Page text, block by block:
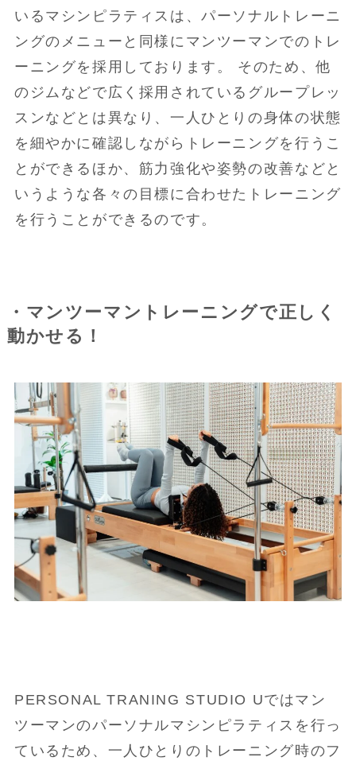
いるマシンピラティスは、パーソナルトレーニ
ングのメニューと同様にマンツーマンでのトレ
ーニングを採用しております。 そのため、他
のジムなどで広く採用されているグループレッ
スンなどとは異なり、一人ひとりの身体の状態
を細やかに確認しながらトレーニングを行うこ
とができるほか、筋力強化や姿勢の改善などと
いうような各々の目標に合わせたトレーニング
を行うことができるのです。
・マンツーマントレーニングで正しく
動かせる！
PERSONAL TRANING STUDIO Uではマン
ツーマンのパーソナルマシンピラティスを行っ
ているため、一人ひとりのトレーニング時のフ